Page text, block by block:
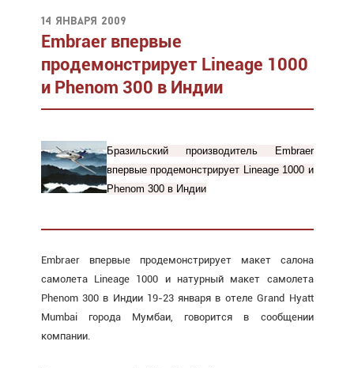
14 января 2009
Embraer впервые
продемонстрирует Lineage 1000
и Phenom 300 в Индии
Бразильский производитель Embraer
впервые продемонстрирует Lineage 1000 и
Phenom 300 в Индии
Embraer впервые продемонстрирует макет салона
самолета Lineage 1000 и натурный макет самолета
Phenom 300 в Индии 19-23 января в отеле Grand Hyatt
Mumbai города Мумбаи, говорится в сообщении
компании.